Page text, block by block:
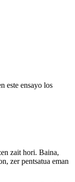
este ensayo los
zait hori. Baina,
zer pentsatua eman